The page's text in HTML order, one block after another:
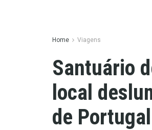
Home Viagens
Santuário
local
de Portugal